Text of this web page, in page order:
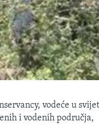
vodeće u
i vodenih područja,